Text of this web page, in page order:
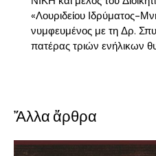
«Λουριδείου Ιδρύματος-
νυμφευμένος με τη Δρ.
πατέρας τριών ενήλικων
Ἄλλα ἄρθρα